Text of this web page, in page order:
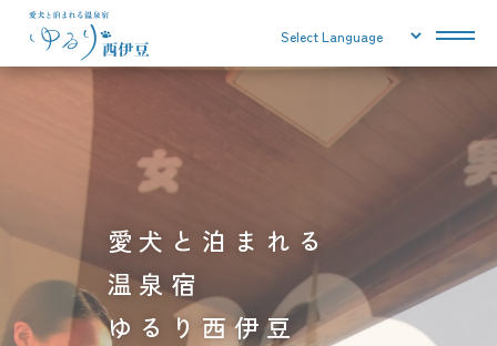
愛犬と泊まれる
温泉宿
ゆるり西伊豆